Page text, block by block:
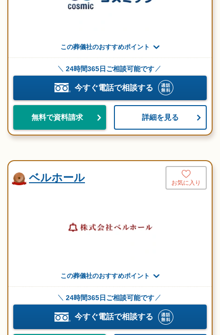
この葬儀社のおすすめポイント
24時間365日ご相談可能です
今すぐ電話で相談する
無料で資料請求 詳細を見る
ベルホール お気に入り
この葬儀社のおすすめポイント
24時間365日ご相談可能です
今すぐ電話で相談する